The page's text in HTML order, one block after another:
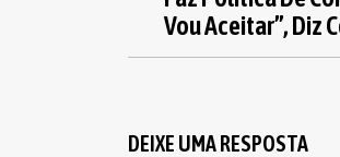
Vou Aceitar”, Diz
DEIXE UMA RESPOSTA